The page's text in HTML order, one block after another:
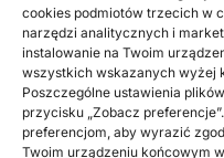
cookies podmiotów trzecich w
narzędzi analitycznych i
instalowanie na Twoim
wszystkich wskazanych wyżej
Poszczególne ustawienia
przycisku „Zobacz
preferencjom, aby wyrazić
Twoim urządzeniu końcowym
Najwyższej jakości folie
Agromaster to produkty,
pod względem
BY RADEK